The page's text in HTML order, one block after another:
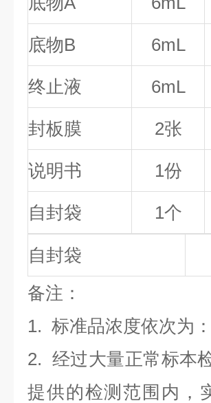
底物B 6mL
终止液 6mL
封板膜 2张
说明书 1份
自封袋 1个
自封袋
备注 ：
1. 标准品浓度依次为
2. 经过大量正常标本
提供的检测范围内，